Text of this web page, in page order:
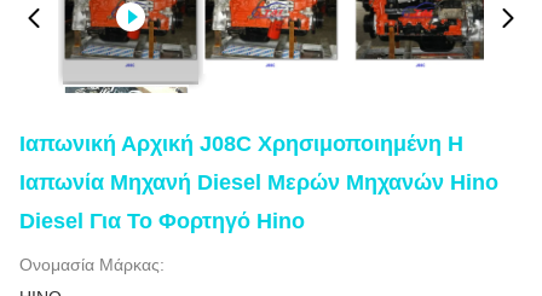
Ιαπωνική Αρχική J08C Χρησιμοποιημένη Η
Ιαπωνία Μηχανή Diesel Μερών Μηχανών Hino
Diesel Για Το Φορτηγό Hino
Ονομασία Μάρκας: